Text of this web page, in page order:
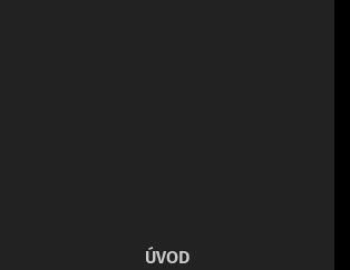
ÚVOD